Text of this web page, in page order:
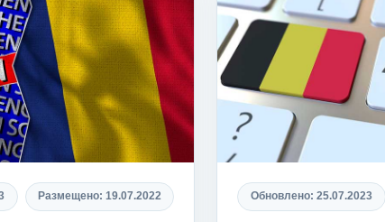
Размещено: 19.07.2022 Обновлено: 25.07.2023